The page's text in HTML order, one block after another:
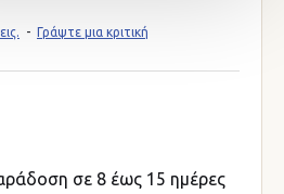
- Γράψτε μια κριτική
σε 8 έως 15 ημέρες